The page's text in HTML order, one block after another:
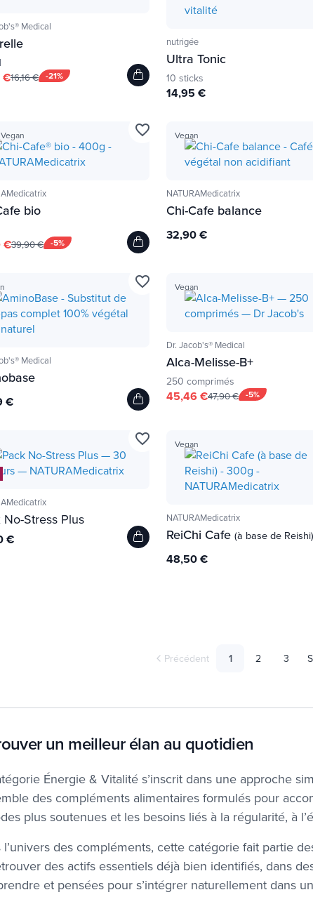
Medical
-21%
€16,16 €
nutrigée
Ultra Tonic
10 sticks
14,95 €
Vegan
bio
-5%
€39,90 €
favorite_border Vegan
NATURAMedicatrix
Chi-Cafe balance
32,90 €
Medical
€
favorite_border Vegan
Dr. Jacob's® Medical
Alca-Melisse-B+
250 comprimés
-5%
45,46 €47,90 €
No-Stress Plus
€
favorite_border Vegan
NATURAMedicatrix
ReiChi Cafe(à base de Reishi)
48,50 €
Précédent 1 2 3
un meilleur élan au quotidien
Énergie & Vitalité s’inscrit dans une approche
des compléments alimentaires formulés pour
plus soutenues et les besoins liés à la régularité, à
l’univers des compléments, cette catégorie fait partie
des actifs essentiels déjà bien identifiés, dans
et pensées pour s’intégrer naturellement dans